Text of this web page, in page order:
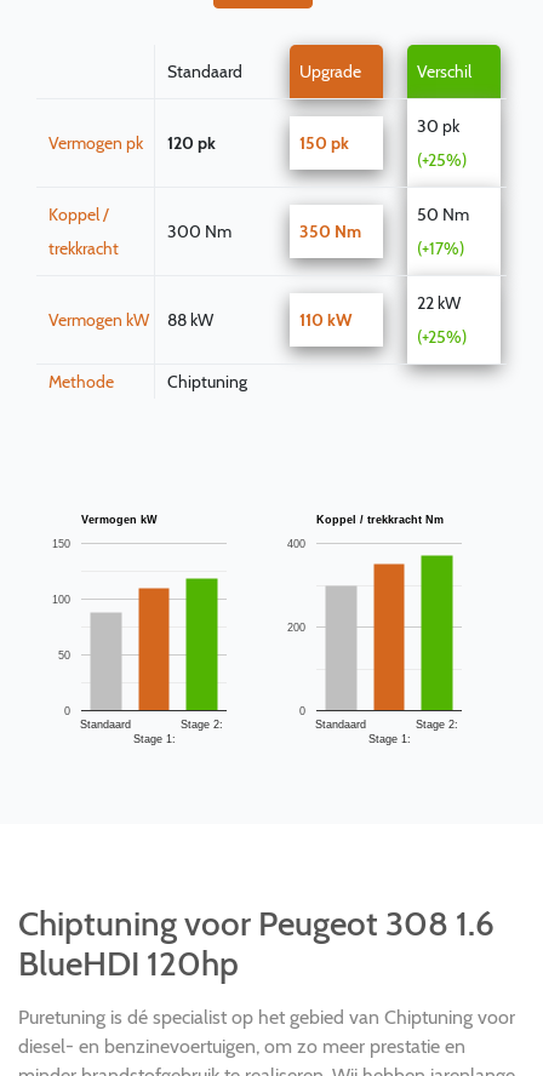
Standaard Upgrade Verschil
Vermogen pk 120 pk 150 pk
30 pk
(+25%)
Koppel /
trekkracht
300 Nm 350 Nm
50 Nm
(+17%)
Vermogen kW 88 kW 110 kW
22 kW
(+25%)
Methode Chiptuning
Vermogen kW
Standaard
Stage 1:
Stage 2:
0
50
100
150
Koppel / trekkracht Nm
Standaard
Stage 1:
Stage 2:
0
200
400
Chiptuning voor Peugeot 308 1.6
BlueHDI 120hp
Puretuning is dé specialist op het gebied van Chiptuning voor
diesel- en benzinevoertuigen, om zo meer prestatie en